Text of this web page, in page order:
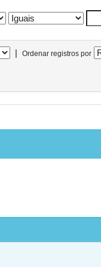
| Ordenar registros por